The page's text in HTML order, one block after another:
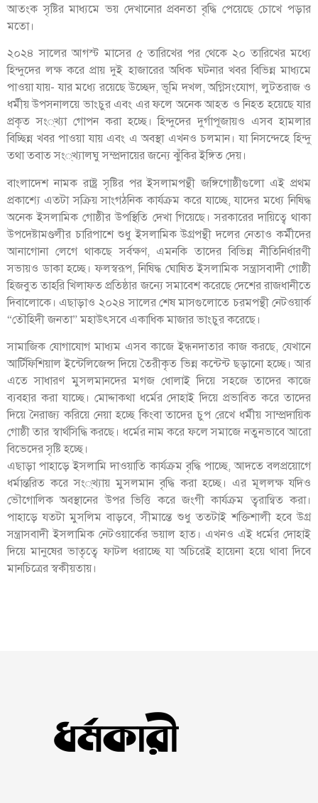
আতংক সৃষ্টির মাধ্যমে ভয় দেখানোর প্রবনতা বৃদ্ধি পেয়েছে চোখে পড়ার
মতো।
২০২৪ সালের আগস্ট মাসের ৫ তারিখের পর থেকে ২০ তারিখের মধ্যে
হিন্দুদের লক্ষ করে প্রায় দুই হাজারের অধিক ঘটনার খবর বিভিন্ন মাধ্যমে
পাওয়া যায়- যার মধ্যে রয়েছে উচ্ছেদ, ভূমি দখল, অগ্নিসংযোগ, লুটতরাজ ও
ধর্মীয় উপসনালয়ে ভাংচুর এবং এর ফলে অনেক আহত ও নিহত হয়েছে যার
প্রকৃত সং্খ্যা গোপন করা হচ্ছে। হিন্দুদের দুর্গাপূজায়ও এসব হামলার
বিচ্ছিন্ন খবর পাওয়া যায় এবং এ অবস্থা এখনও চলমান। যা নিসন্দেহে হিন্দু
তথা তবাত সং্খ্যালঘু সম্প্রদায়ের জন্যে ঝুঁকির ইঙ্গিত দেয়।
বাংলাদেশ নামক রাষ্ট্র সৃষ্টির পর ইসলামপন্থী জঙ্গিগোষ্ঠীগুলো এই প্রথম
প্রকাশ্যে এতটা সক্রিয় সাংগঠনিক কার্যক্রম করে যাচ্ছে, যাদের মধ্যে নিষিদ্ধ
অনেক ইসলামিক গোষ্ঠীর উপস্থিতি দেখা গিয়েছে। সরকারের দায়িত্বে থাকা
উপদেষ্টামণ্ডলীর চারিপাশে শুধু ইসলামিক উগ্রপন্থী দলের নেতাও কর্মীদের
আনাগোনা লেগে থাকছে সর্বক্ষণ, এমনকি তাদের বিভিন্ন নীতিনির্ধারণী
সভায়ও ডাকা হচ্ছে। ফলস্বরূপ, নিষিদ্ধ ঘোষিত ইসলামিক সন্ত্রাসবাদী গোষ্ঠী
হিজবুত তাহরি খিলাফত প্রতিষ্ঠার জন্যে সমাবেশ করেছে দেশের রাজধানীতে
দিবালোকে। এছাড়াও ২০২৪ সালের শেষ মাসগুলোতে চরমপন্থী নেটওয়ার্ক
“তৌহিদী জনতা” মহাউৎসবে একাধিক মাজার ভাংচুর করেছে।
সামাজিক যোগাযোগ মাধ্যম এসব কাজে ইন্ধনদাতার কাজ করছে, যেখানে
আর্টিফিশিয়াল ইন্টেলিজেন্স দিয়ে তৈরীকৃত ভিন্ন কন্টেন্ট ছড়ানো হচ্ছে। আর
এতে সাধারণ মুসলমানদের মগজ ধোলাই দিয়ে সহজে তাদের কাজে
ব্যবহার করা যাচ্ছে। মোদ্দাকথা ধর্মের দোহাই দিয়ে প্রভাবিত করে তাদের
দিয়ে নৈরাজ্য করিয়ে নেয়া হচ্ছে কিংবা তাদের চুপ রেখে ধর্মীয় সাম্প্রদায়িক
গোষ্ঠী তার স্বার্থসিদ্ধি করছে। ধর্মের নাম করে ফলে সমাজে নতুনভাবে আরো
বিভেদের সৃষ্টি হচ্ছে।
এছাড়া পাহাড়ে ইসলামি দাওয়াতি কার্যক্রম বৃদ্ধি পাচ্ছে, আদতে বলপ্রয়োগে
ধর্মান্তরিত করে সং্খ্যায় মুসলমান বৃদ্ধি করা হচ্ছে। এর মূললক্ষ যদিও
ভৌগোলিক অবস্থানের উপর ভিত্তি করে জংগী কার্যক্রম ত্বরান্বিত করা।
পাহাড়ে যতটা মুসলিম বাড়বে, সীমান্তে শুধু ততটাই শক্তিশালী হবে উগ্র
সন্ত্রাসবাদী ইসলামিক নেটওয়ার্কের ভয়াল হাত। এখনও এই ধর্মের দোহাই
দিয়ে মানুষের ভাতৃত্বে ফাটল ধরাচ্ছে যা অচিরেই হায়েনা হয়ে থাবা দিবে
মানচিত্রের স্বকীয়তায়।